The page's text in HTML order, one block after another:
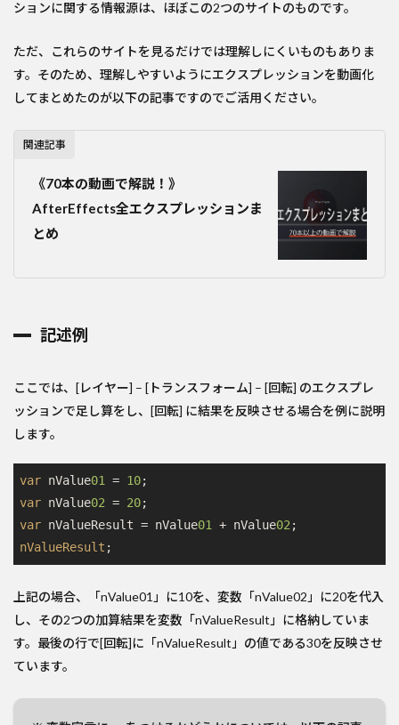
ションに関する情報源は、ほぼこの2つのサイトのものです。
ただ、これらのサイトを見るだけでは理解しにくいものもありま
す。そのため、理解しやすいようにエクスプレッションを動画化
してまとめたのが以下の記事ですのでご活用ください。
関連記事
《70本の動画で解説！》
AfterEffects全エクスプレッションま
とめ
記述例
ここでは、[レイヤー] – [トランスフォーム] – [回転] のエクスプレ
ッションで足し算をし、[回転] に結果を反映させる場合を例に説明
します。
var nValue01 = 10
var nValue02 = 20
var nValueResult = nValue01 + nValue02
nValueResult ;
上記の場合、「nValue01」に10を、変数「nValue02」に20を代入
し、その2つの加算結果を変数「nValueResult」に格納していま
す。最後の行で[回転]に「nValueResult」の値である30を反映させ
ています。